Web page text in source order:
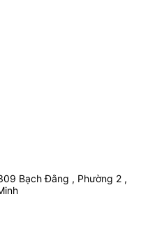
Bạch Đằng , Phường 2 ,